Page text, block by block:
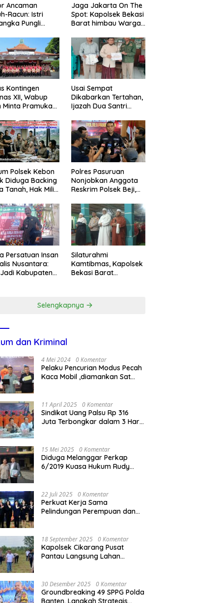
Polsek Kebon Jeruk
Warga Dirampas
Paksaan
Polres Pasuruan Nonjobkan
Wujud Komitmen Transparansi
Penanganan Dugaan
Penganiayaan
Ancaman
Racun: Istri
Pungli
G Mengaku
Kadis
Jaga Jakarta On The
Spot: Kapolsek Bekasi
Barat himbau Warga
Tawuran Usai Sholat
Jumat
Kontingen
XII, Wabup
Minta Pramuka
Usai Sempat
Dikabarkan Tertahan,
Ijazah Dua Santri
Secara Cuma-cuma
Polsek Kebon
Diduga Backing
Tanah, Hak Milik
Paksaan
Polres Pasuruan
Nonjobkan Anggota
Reskrim Polsek Beji,
Transparansi
Penanganan Dugaan
Penganiayaan
Persatuan Insan
Nusantara:
Kabupaten
Silaturahmi
Kamtibmas, Kapolsek
Bekasi Barat
Wilayah
Selengkapnya
dan Kriminal
4 Mei 2024 0 Komentar
Pelaku Pencurian Modus Pecah
Kaca Mobil ,diamankan Sat
11 April 2025 0 Komentar
Sindikat Uang Palsu Rp 316
Juta Terbongkar dalam 3 Hari,
15 Mei 2025 0 Komentar
Diduga Melanggar Perkap
6/2019 Kuasa Hukum Rudy
22 Juli 2025 0 Komentar
Perkuat Kerja Sama
Pelindungan Perempuan dan
nasional Korea Selatan
18 September 2025 0 Komentar
Kapolsek Cikarang Pusat
Pantau Langsung Lahan
30 Desember 2025 0 Komentar
Groundbreaking 49 SPPG Polda
Banten, Langkah Strategis